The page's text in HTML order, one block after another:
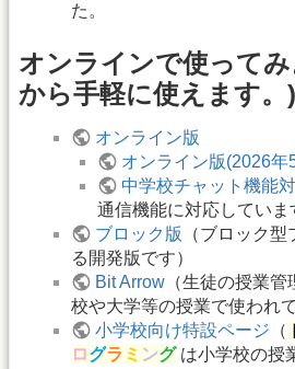
た。
オンラインで使って
から手軽に使えます。)
オンライン版
オンライン版(2026
中学校チャット機能
通信機能に対応していま
ブロック版
（ブロック
る開発版です）
Bit Arrow （生徒の授業
校や大学等の授業で使われ
小学校向け特設ページ （
ロ グラ ミ ングは小学校の授